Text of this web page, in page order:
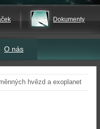
Dokumenty
O nás
hvězd a exoplanet